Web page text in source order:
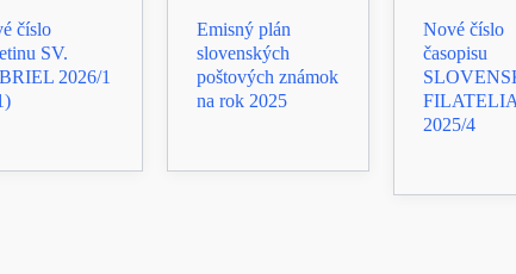
číslo
SV.
2026/1
Emisný plán
slovenských
poštových známok
na rok 2025
Nové číslo
časopisu
FILATELIA
2025/4